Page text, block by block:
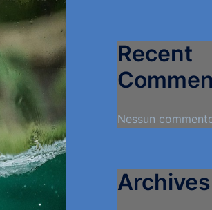
Recent
Nessun
Archives